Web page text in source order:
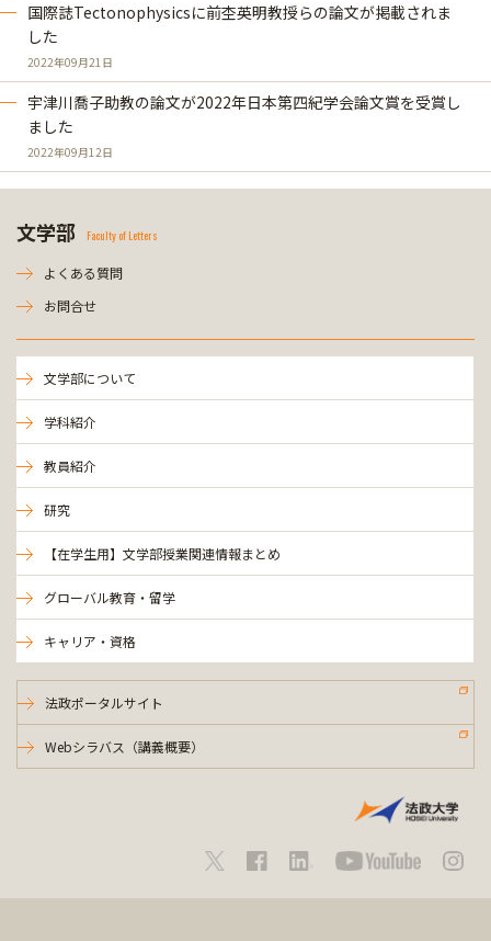
国際誌Tectonophysicsに前杢英明教授らの論文が掲載されま
した
2022年09月21日
宇津川喬子助教の論文が2022年日本第四紀学会論文賞を受賞し
ました
2022年09月12日
文学部 Faculty of Letters
よくある質問
お問合せ
文学部について
学科紹介
教員紹介
研究
【在学生用】文学部授業関連情報まとめ
グローバル教育・留学
キャリア・資格
法政ポータルサイト
Webシラバス（講義概要）